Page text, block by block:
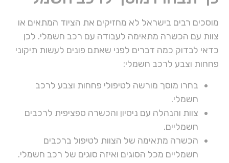
מוסכים רבים בישראל לא מחזיקים את הציוד המתאים או
צוות עם הכשרה מתאימה לעבודה עם רכב חשמלי. לכן
כדאי לבדוק כמה דברים לפני שאתם פונים לעשות תיקוני
פחחות וצבע לרכב חשמלי:
בחרו מוסך מורשה לטיפולי פחחות וצבע לרכב
חשמלי.
צוות והנהלה עם ניסיון והכשרה ספציפית לרכבים
חשמליים.
הכשרה מתאימה של הצוות לטיפול ברכבים
חשמליים מכל הסוגים ואיזה סוגים של רכב חשמלי.